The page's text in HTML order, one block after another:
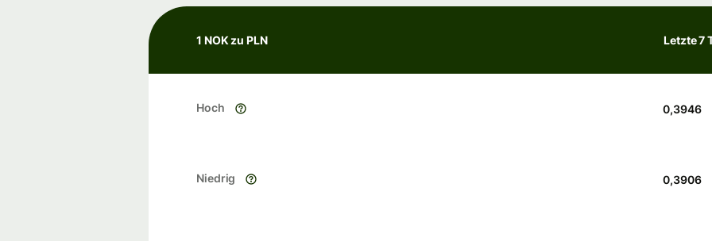
1 NOK zu PLN Letzte 7
Hoch 0,3946
Niedrig 0,3906